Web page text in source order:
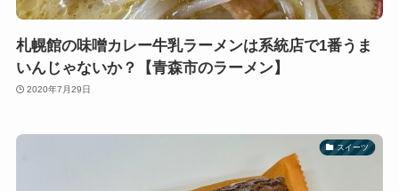
札幌館の味噌カレー牛乳ラーメンは系統店で1番うま
いんじゃないか？【青森市のラーメン】
2020年7月29日
スイーツ